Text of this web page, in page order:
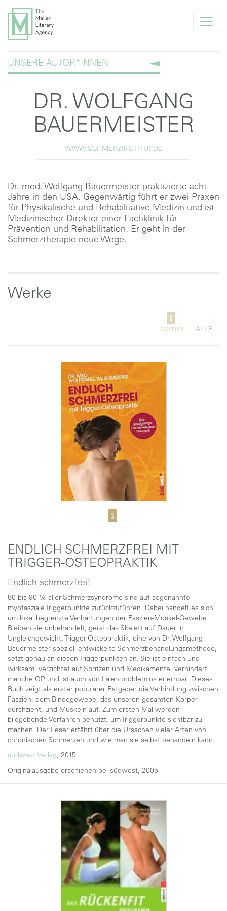
Tel. +49 89 366371
UNSERE AUTOR*INNEN
FÜR NEUE AUTOR*INNEN
UNSERE KLIENTEN
UNSERE AUTOR*INNEN
DR. WOLFGANG
BAUERMEISTER
WWW.SCHMERZINSTITUT.DE
Dr. med. Wolfgang Bauermeister praktizierte acht
Jahre in den USA. Gegenwärtig führt er zwei Praxen
für Physikalische und Rehabilitative Medizin und ist
Medizinischer Direktor einer Fachklinik für
Prävention und Rehabilitation. Er geht in der
Schmerztherapie neue Wege.
Werke
SACHBUCH ALLE
ENDLICH SCHMERZFREI MIT
TRIGGER-OSTEOPRAKTIK
Endlich schmerzfrei!
80 bis 90 % aller Schmerzsyndrome sind auf sogenannte
myofasziale Triggerpunkte zurückzuführen. Dabei handelt es sich
um lokal begrenzte Verhärtungen der Faszien-Muskel-Gewebe.
Bleiben sie unbehandelt, gerät das Skelett auf Dauer in
Ungleichgewicht. Trigger-Osteopraktik, eine von Dr. Wolfgang
Bauermeister speziell entwickelte Schmerzbehandlungsmethode,
setzt genau an diesen Triggerpunkten an. Sie ist einfach und
wirksam, verzichtet auf Spritzen und Medikamente, verhindert
manche OP und ist auch von Laien problemlos erlernbar. Dieses
Buch zeigt als erster populärer Ratgeber die Verbindung zwischen
Faszien, dem Bindegewebe, das unseren gesamten Körper
durchzieht, und Muskeln auf. Zum ersten Mal werden
bildgebende Verfahren benutzt, um Triggerpunkte sichtbar zu
machen. Der Leser erfährt über die Ursachen vieler Arten von
chronischen Schmerzen und wie man sie selbst behandeln kann.
südwest Verlag, 2015
Originalausgabe erschienen bei südwest, 2005